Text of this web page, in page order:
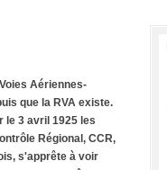
Aériennes-
que la RVA existe.
le 3 avril 1925 les
Régional, CCR,
s'apprête à voir